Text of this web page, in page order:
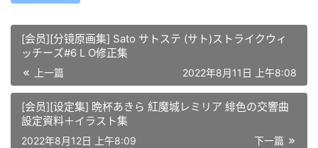
[会员][分镜原画集] Sato サトステ (サト)ストライクウィ
ッチーズ#6 L O修正集
上一篇 2022年8月11日 上午8:08
[会员][设定集] 晩杯あきら 紅魔城レミリア 緋色の交響曲
設定資料＋イラスト集
下一篇
2022年8月12日 上午8:09